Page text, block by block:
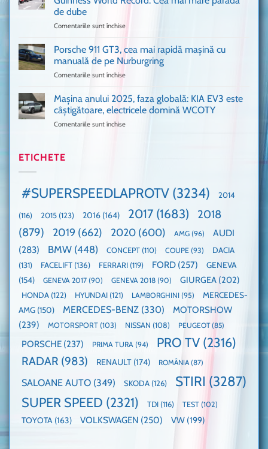
mulți
în
UK,
că
nevoie
de
de dube
Comentariile sunt închise
Am
pus
umărul
cu
mai
mare
paradă
de
dube
Porsche 911 GT3, cea mai rapidă mașină cu
manuală de pe Nurburgring
Comentariile sunt închise
911
GT3,
cea
pe
Nurburgring
Mașina anului 2025, faza globală: KIA EV3 este
câștigătoare, electricele domină WCOTY
Comentariile sunt închise
EV3
câștigătoare,
domină
WCOTY
ETICHETE
#SUPERSPEEDLAPROTV (3234) 2014
(116) 2015 (123) 2016 (164) 2017 (1683)
2018
(879)
2019 (662) 2020 (600) AMG (96)
AUDI
(283)
BMW (448) CONCEPT (110) COUPE (93)
DACIA
(131)
FACELIFT (136) FERRARI (119) FORD (257)
GENEVA
(154)
GENEVA 2017 (90) GENEVA 2018 (90) GIURGEA (202)
HONDA (122) HYUNDAI (121) LAMBORGHINI (95)
MERCEDES-
AMG (150) MERCEDES-BENZ (330)
MOTORSHOW
(239)
MOTORSPORT (103) NISSAN (108) PEUGEOT(85)
PORSCHE (237) PRIMA TURA (94) PRO TV (2316)
RADAR (983) RENAULT (174) ROMÂNIA(87)
SALOANE AUTO (349) SKODA (126) STIRI (3287)
SUPER SPEED (2321) TDI (116) TEST (102)
TOYOTA (163) VOLKSWAGEN (250) VW (199)